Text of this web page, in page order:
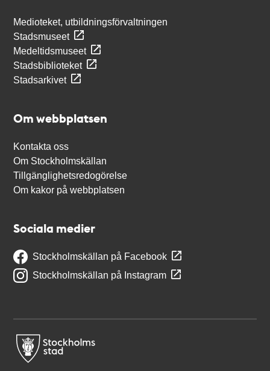
Medioteket, utbildningsförvaltningen
Stadsmuseet
Medeltidsmuseet
Stadsbiblioteket
Stadsarkivet
Om webbplatsen
Kontakta oss
Om Stockholmskällan
Tillgänglighetsredogörelse
Om kakor på webbplatsen
Sociala medier
Stockholmskällan på Facebook
Stockholmskällan på Instagram